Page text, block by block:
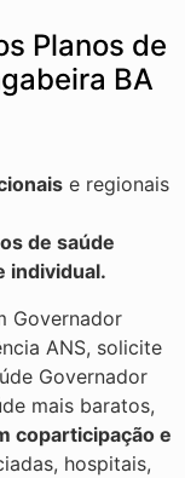
Planos de
BA
e regionais
de saúde
individual.
Governador
ANS, solicite
Governador
mais baratos,
coparticipação e
hospitais,